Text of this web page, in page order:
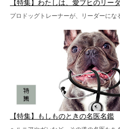
【特集】わたしは、愛ブヒのリー
プロドッグトレーナーが、リーダーにな
【特集】もしものときの名医名鑑